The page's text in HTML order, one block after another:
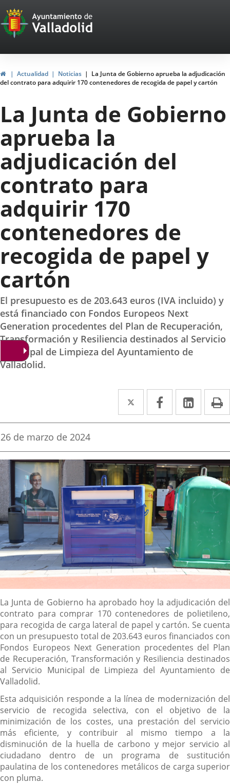
Portal
Web
del
Ayuntamiento
de
Valladolid
InicioActualidad Noticias
La Junta de Gobierno aprueba la adjudicación
del contrato para adquirir 170 contenedores de recogida de papel y cartón
La Junta de Gobierno
aprueba la
adjudicación del
contrato para
adquirir 170
contenedores de
recogida de papel y
cartón
El presupuesto es de 203.643 euros (IVA incluido) y
está financiado con Fondos Europeos Next
Generation procedentes del Plan de Recuperación,
Transformación y Resiliencia destinados al Servicio
Municipal de Limpieza del Ayuntamiento de
Valladolid.
Twitter
Enlace
a
aplicación
externa.
Facebook
Enlace
a
aplicación
externa.
Enlace
a
Fecha
la
noticia
26 de marzo de 2024
Descripción
La Junta de Gobierno ha aprobado hoy la adjudicación del
contrato para comprar 170 contenedores de polietileno,
para recogida de carga lateral de papel y cartón. Se cuenta
con un presupuesto total de 203.643 euros financiados con
Fondos Europeos Next Generation procedentes del Plan
de Recuperación, Transformación y Resiliencia destinados
al Servicio Municipal de Limpieza del Ayuntamiento de
Valladolid.
Esta adquisición responde a la línea de modernización del
servicio de recogida selectiva, con el objetivo de la
minimización de los costes, una prestación del servicio
más eficiente, y contribuir al mismo tiempo a la
disminución de la huella de carbono y mejor servicio al
ciudadano dentro de un programa de sustitución
paulatina de los contenedores metálicos de carga superior
con pluma.